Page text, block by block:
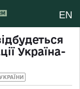
EN
Україна-